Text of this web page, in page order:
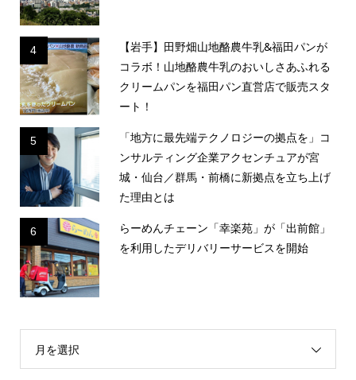
4
【岩手】田野畑山地酪農牛乳&福田パンが
コラボ！山地酪農牛乳のおいしさあふれる
クリームパンを福田パン直営店で販売スタ
ート！
5
「地方に最先端テクノロジーの拠点を」コ
ンサルティング企業アクセンチュアが宮
城・仙台／群馬・前橋に新拠点を立ち上げ
た理由とは
6
らーめんチェーン「幸楽苑」が「出前館」
を利用したデリバリーサービスを開始
月を選択